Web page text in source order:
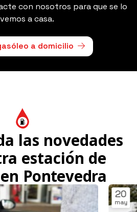
con nosotros para que se lo
a casa.
a domicilio
las novedades
estación de
Pontevedra
23
abr
¿Para